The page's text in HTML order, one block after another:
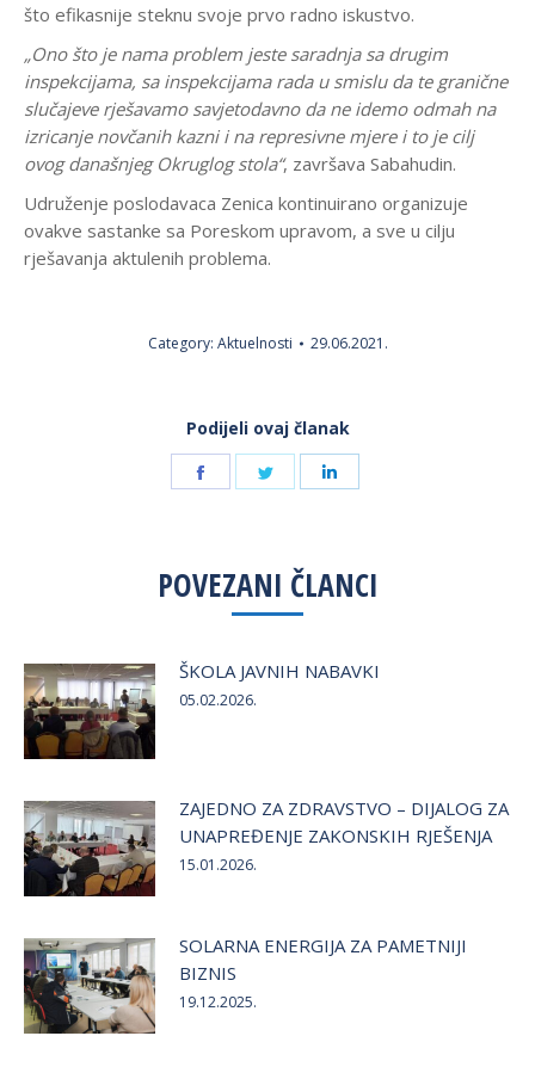
što efikasnije steknu svoje prvo radno iskustvo.
„Ono što je nama problem jeste saradnja sa drugim
inspekcijama, sa inspekcijama rada u smislu da te granične
slučajeve rješavamo savjetodavno da ne idemo odmah na
izricanje novčanih kazni i na represivne mjere i to je cilj
ovog današnjeg Okruglog stola“, završava Sabahudin.
Udruženje poslodavaca Zenica kontinuirano organizuje
ovakve sastanke sa Poreskom upravom, a sve u cilju
rješavanja aktulenih problema.
Category: Aktuelnosti 29.06.2021.
Podijeli ovaj članak
Share
Share
POVEZANI ČLANCI
ŠKOLA JAVNIH NABAVKI
05.02.2026.
ZAJEDNO ZA ZDRAVSTVO – DIJALOG ZA
UNAPREĐENJE ZAKONSKIH RJEŠENJA
15.01.2026.
SOLARNA ENERGIJA ZA PAMETNIJI
BIZNIS
19.12.2025.